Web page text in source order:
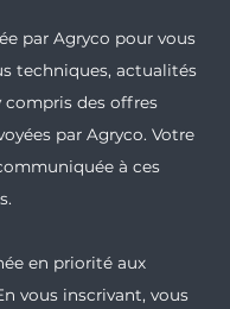
par Agryco pour vous
techniques, actualités
des offres
par Agryco. Votre
à ces
en priorité aux
vous inscrivant, vous